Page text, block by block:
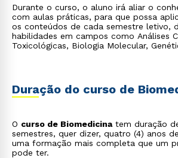
Durante o curso, o aluno irá aliar o conhecimento teórico
com aulas práticas, para que possa
os conteúdos de cada semestre letivo,
habilidades em campos como Análises
Toxicológicas, Biologia Molecular,
Duração do curso de
O curso de Biomedicinatem duração
semestres, quer dizer, quatro (4) anos
uma formação mais completa que um
pode ter.